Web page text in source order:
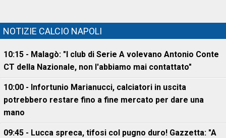
NOTIZIE CALCIO NAPOLI
10:15 - Malagò: "I club di Serie A volevano Antonio Conte
CT della Nazionale, non l'abbiamo mai contattato"
10:00 - Infortunio Marianucci, calciatori in uscita
potrebbero restare fino a fine mercato per dare una
mano
09:45 - Lucca spreca, tifosi col pugno duro! Gazzetta: "A